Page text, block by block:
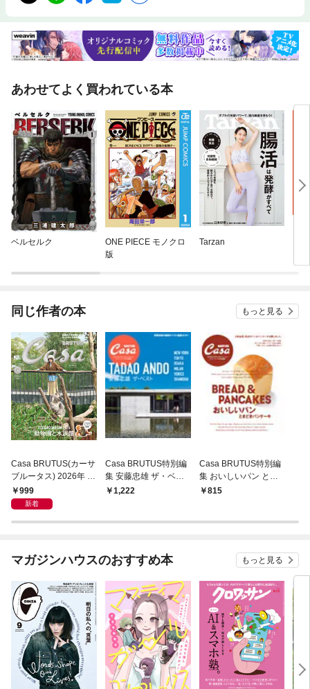
あわせてよく買われている本
ベルセルク
ONE PIECE モノクロ
版
Tarzan
同じ作者の本 もっと見る
Casa BRUTUS(カーサ
ブルータス) 2026年 9
月号 [もっと学べる！
動物園と水族館]
999
新着
Casa BRUTUS特別編
集 安藤忠雄 ザ・ベス
ト1,222
Casa BRUTUS特別編
集 おいしいパン とき
どきパンケーキ
815
マガジンハウスのおすすめ本 もっと見る